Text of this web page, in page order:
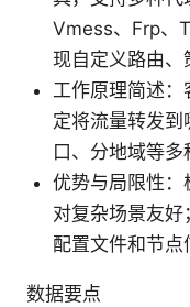
Vmess、Frp、
现自定义路由、
工作原理简述：
定将流量转发
口、分地域等多
优势与局限性：
对复杂场景友
配置文件和节点
数据要点